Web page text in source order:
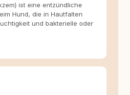
dahinter? Und wie lassen sich
dass sie verständlich,
für unsere Leser wirklich
Ich glaube, dass Emotionen
Gute Entscheidungen
wo Information,
und Bereitschaft zum
ich genau dazu beitragen.
ist eine entzündliche
Hund, die in Hautfalten
und bakterielle oder